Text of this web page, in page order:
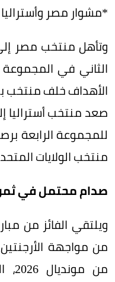
*مشوار مصر وأستراليا
الأهداف خلف منتخب
صعد منتخب أستراليا
منتخب الولايات
صدام محتمل في
ويلتقي الفائز من
من